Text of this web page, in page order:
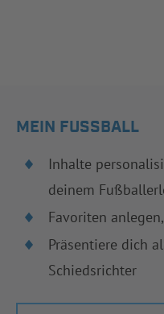
MEIN FUSSBALL
Inhalte
deinem
Favoriten
Präsentiere dich
Schiedsrichter